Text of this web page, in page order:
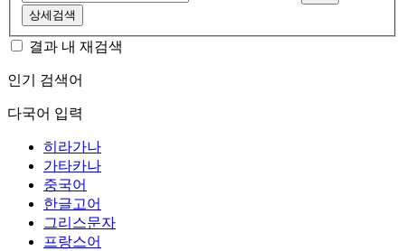
상세검색
결과 내 재검색
인기 검색어
다국어 입력
히라가나
가타카나
중국어
한글고어
그리스문자
프랑스어